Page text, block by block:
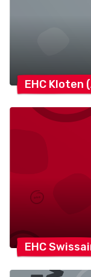
EHC Kloten
EHC